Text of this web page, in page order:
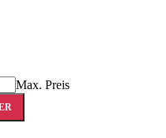
Max. Preis